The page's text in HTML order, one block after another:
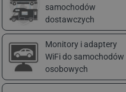
samochodów
dostawczych
Monitory i adaptery
WiFi do samochodów
osobowych